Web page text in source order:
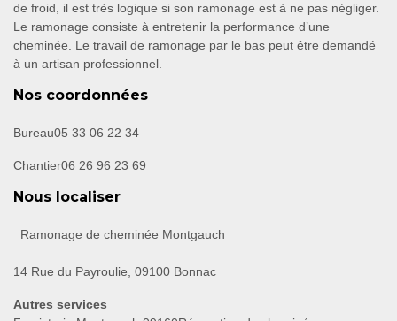
de froid, il est très logique si son ramonage est à ne pas négliger.
Le ramonage consiste à entretenir la performance d’une
cheminée. Le travail de ramonage par le bas peut être demandé
à un artisan professionnel.
Nos coordonnées
Bureau05 33 06 22 34
Chantier06 26 96 23 69
Nous localiser
Ramonage de cheminée Montgauch
14 Rue du Payroulie, 09100 Bonnac
Autres services